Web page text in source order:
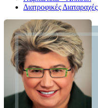
Διατροφικές Διαταραχές